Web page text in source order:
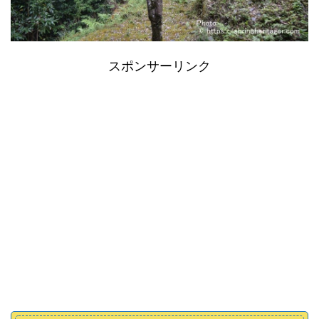
スポンサーリンク